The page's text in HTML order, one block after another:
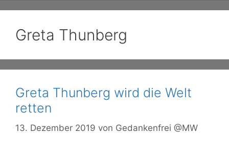
Greta Thunberg
Greta Thunberg wird die Welt
retten
13. Dezember 2019 von Gedankenfrei @MW